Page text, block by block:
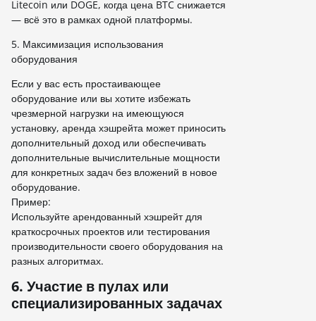
Litecoin или DOGE, когда цена BTC снижается
— всё это в рамках одной платформы.
5. Максимизация использования
оборудования
Если у вас есть простаивающее
оборудование или вы хотите избежать
чрезмерной нагрузки на имеющуюся
установку, аренда хэшрейта может приносить
дополнительный доход или обеспечивать
дополнительные вычислительные мощности
для конкретных задач без вложений в новое
оборудование.
Пример:
Используйте арендованный хэшрейт для
краткосрочных проектов или тестирования
производительности своего оборудования на
разных алгоритмах.
6. Участие в пулах или
специализированных задачах